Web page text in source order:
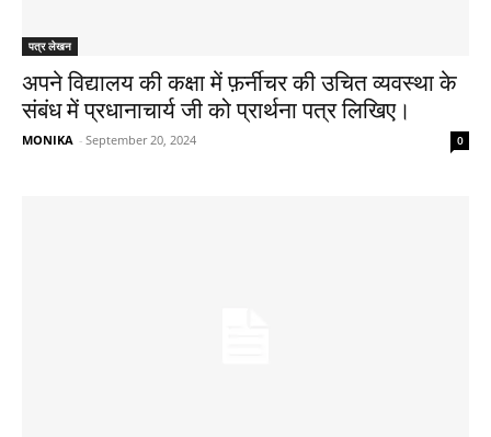
पत्र लेखन
अपने विद्यालय की कक्षा में फ़र्नीचर की उचित व्यवस्था के
संबंध में प्रधानाचार्य जी को प्रार्थना पत्र लिखिए।
MONIKA - September 20, 2024 0